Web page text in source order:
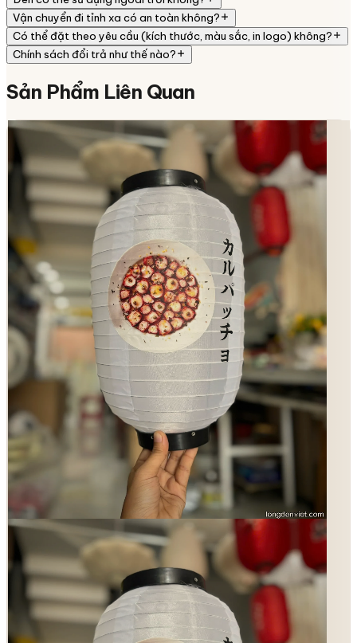
Vận chuyển đi tỉnh xa có an toàn không?
Có thể đặt theo yêu cầu (kích thước, màu sắc, in logo) không?
Chính sách đổi trả như thế nào?
Sản Phẩm Liên Quan